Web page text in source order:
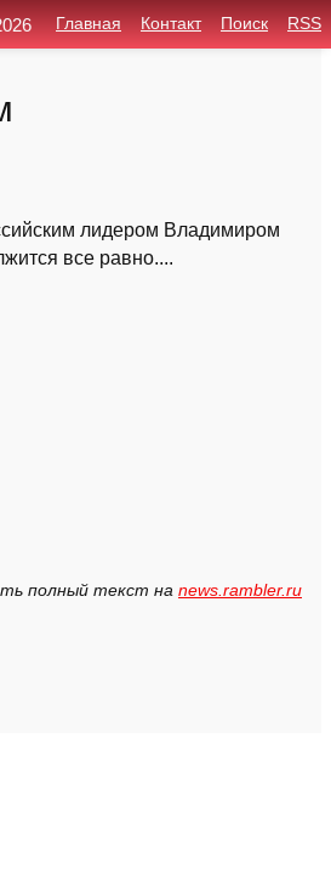
лидером Владимиром
все равно....
полный текст на news.rambler.ru
Главная Контакт Поиск RSS